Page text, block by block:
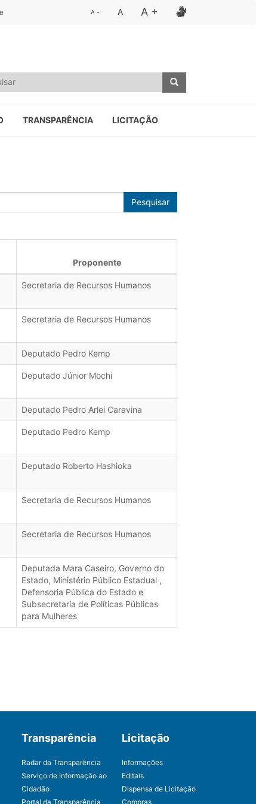
A - A A +
TRANSPARÊNCIA LICITAÇÃO
Pesquisar
Proponente
Secretaria de Recursos Humanos
Secretaria de Recursos Humanos
Deputado Pedro Kemp
Deputado Júnior Mochi
Deputado Pedro Arlei Caravina
Deputado Pedro Kemp
Deputado Roberto Hashioka
Secretaria de Recursos Humanos
Secretaria de Recursos Humanos
Deputada Mara Caseiro, Governo do
Estado, Ministério Público Estadual ,
Defensoria Pública do Estado e
Subsecretaria de Políticas Públicas
para Mulheres
Transparência
Radar da Transparência
Serviço de Informação ao
Cidadão
Portal da Transparência
Licitação
Informações
Editais
Dispensa de Licitação
Compras